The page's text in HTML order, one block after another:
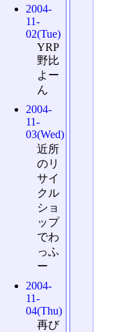
2004-
11-
02(Tue)
YRP
野比
よー
ん
2004-
11-
03(Wed)
近所
のリ
サイ
クル
ショ
ップ
でわ
っふ
ー
2004-
11-
04(Thu)
再び